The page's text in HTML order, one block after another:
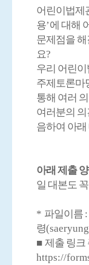
어린이법제
용’에 대해
문제점을
요?
우리 어린
주제토론마
통해 여러
여러분의
음하여 아
아래 제출
일 대본도
* 파일이름 :
령
■ 제출 링크
https://